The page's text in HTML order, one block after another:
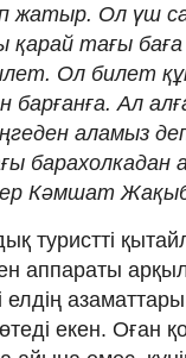
жатыр. Ол үш
қарай тағы
Ол билет
барғанға. Ал
аламыз
барахолкадан
Кәмшат
туристті
аппараты
азаматтары
екен. Оған